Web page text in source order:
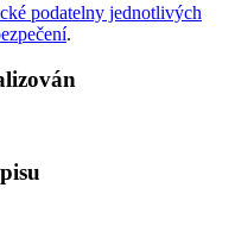
podatelny jednotlivých
.